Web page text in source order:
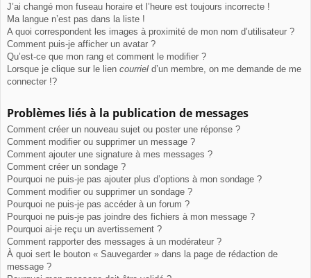
J’ai changé mon fuseau horaire et l’heure est toujours incorrecte !
Ma langue n’est pas dans la liste !
A quoi correspondent les images à proximité de mon nom d’utilisateur ?
Comment puis-je afficher un avatar ?
Qu’est-ce que mon rang et comment le modifier ?
Lorsque je clique sur le lien courriel d’un membre, on me demande de me
connecter !?
Problèmes liés à la publication de messages
Comment créer un nouveau sujet ou poster une réponse ?
Comment modifier ou supprimer un message ?
Comment ajouter une signature à mes messages ?
Comment créer un sondage ?
Pourquoi ne puis-je pas ajouter plus d’options à mon sondage ?
Comment modifier ou supprimer un sondage ?
Pourquoi ne puis-je pas accéder à un forum ?
Pourquoi ne puis-je pas joindre des fichiers à mon message ?
Pourquoi ai-je reçu un avertissement ?
Comment rapporter des messages à un modérateur ?
À quoi sert le bouton « Sauvegarder » dans la page de rédaction de
message ?